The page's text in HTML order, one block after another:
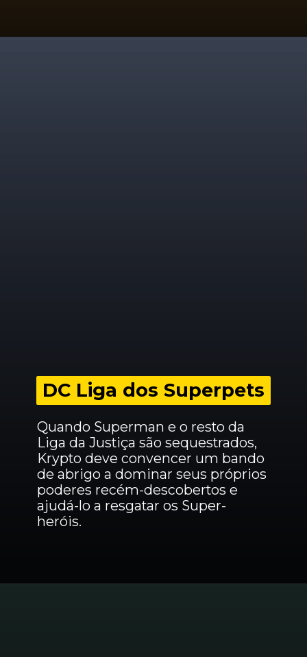
DC Liga dos Superpets
DC Liga dos Superpets
Quando Superman e o resto da
Liga da Justiça são sequestrados,
Krypto deve convencer um bando
de abrigo a dominar seus próprios
poderes recém-descobertos e
ajudá-lo a resgatar os Super-
heróis.